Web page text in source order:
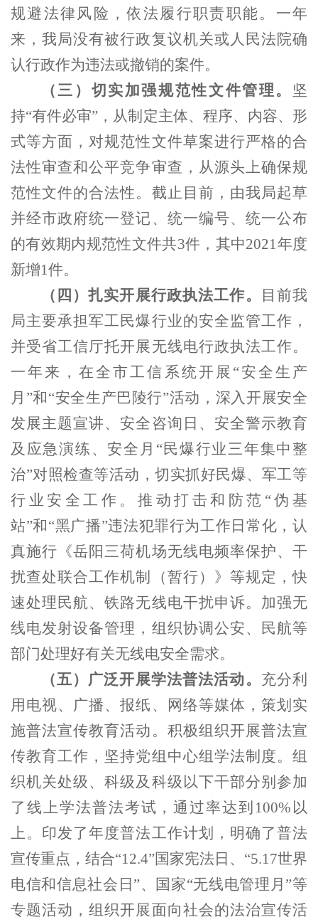
规避法律风险，依法履行职责职能。一年
来，我局没有被行政复议机关或人民法院确
认行政作为违法或撤销的案件。
（三）切实加强规范性文件管理。 坚
持“有件必审”，从制定主体、程序、内容、形
式等方面，对规范性文件草案进行严格的合
法性审查和公平竞争审查，从源头上确保规
范性文件的合法性。截止目前，由我局起草
并经市政府统一登记、统一编号、统一公布
的有效期内规范性文件共3件，其中2021年度
新增1件。
（四）扎实开展行政执法工作。
目前我
局主要承担军工民爆行业的安全监管工作，
并受省工信厅托开展无线电行政执法工作。
一年来，在全市工信系统开展“安全生产
月”和“安全生产巴陵行”活动，深入开展安全
发展主题宣讲、安全咨询日、安全警示教育
及应急演练、安全月“民爆行业三年集中整
治”对照检查等活动，切实抓好民爆、军工等
行业安全工作。推动打击和防范“伪基
站”和“黑广播”违法犯罪行为工作日常化，认
真施行《岳阳三荷机场无线电频率保护、干
扰查处联合工作机制（暂行）》等规定，快
速处理民航、铁路无线电干扰申诉。加强无
线电发射设备管理，组织协调公安、民航等
部门处理好有关无线电安全需求。
（五）广泛开展学法普法活动。 充分利
用电视、广播、报纸、网络等媒体，策划实
施普法宣传教育活动。积极组织开展普法宣
传教育工作，坚持党组中心组学法制度。组
织机关处级、科级及科级以下干部分别参加
了线上学法普法考试，通过率达到100%以
上。印发了年度普法工作计划，明确了普法
宣传重点，结合“12.4”国家宪法日、“5.17世界
电信和信息社会日”、国家“无线电管理月”等
专题活动，组织开展面向社会的法治宣传活